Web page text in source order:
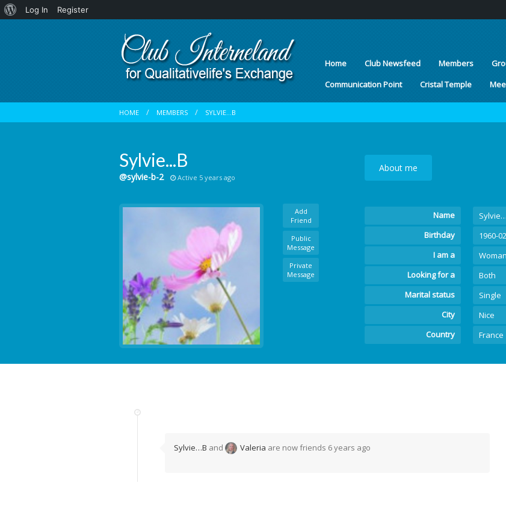
About
Log In
Register
Home Club Newsfeed Members
Communication Point
Cristal Temple
HOME MEMBERS SYLVIE...B
Sylvie...B
@sylvie-b-2 Active 5 years ago
Add
Friend
Public
Message
Private
Message
About me
Name
Birthday
1960-
I am a
Woman
Looking for a
Both
Marital status
Single
City
Nice
Country
France
Sylvie…B and Valeria are now friends 6 years ago